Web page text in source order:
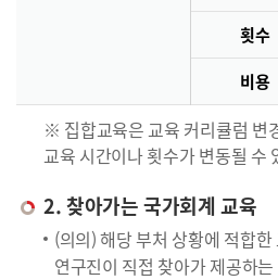
횟수
비용
※ 집합교육은 교육 커리큘럼 변
교육 시간이나 횟수가 변동될 수
2. 찾아가는 국가회계 교육
(의의) 해당 부처 상황에 적합
연구진이 직접 찾아가 제공하